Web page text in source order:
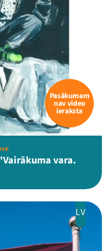
Pasākumam
nav video
ieraksta
vara.
LV